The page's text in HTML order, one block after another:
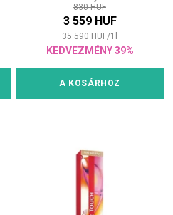
830 HUF
3 559 HUF
35 590 HUF/1
KEDVEZMÉNY 39%
A KOSÁRHOZ